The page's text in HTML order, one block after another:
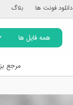
دانلود فونت ها بلاگ
همه فایل ها
مرجع